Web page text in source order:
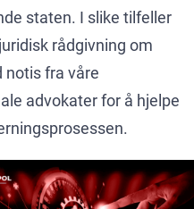
staten. I slike tilfeller
rådgivning om
notis fra våre
advokater for å hjelpe